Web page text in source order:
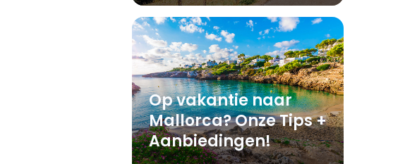
Op vakantie naar
Mallorca? Onze Tips +
Aanbiedingen!